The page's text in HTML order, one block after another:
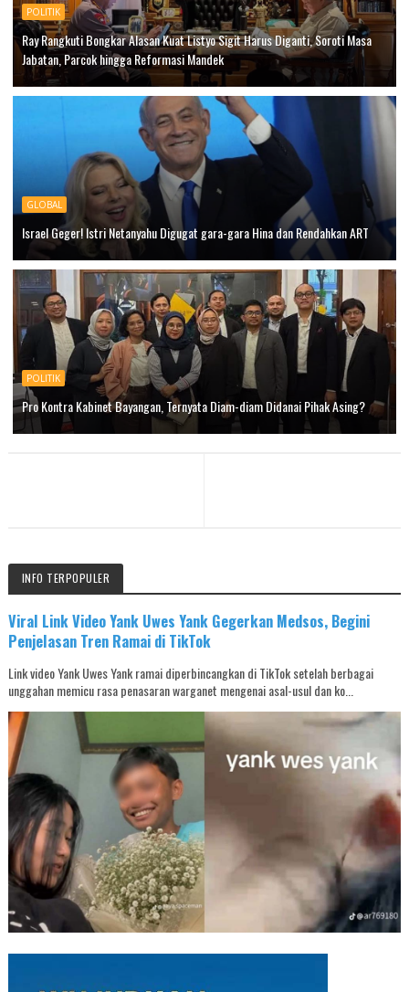
POLITIK
Ray Rangkuti Bongkar Alasan Kuat Listyo Sigit Harus Diganti, Soroti Masa
Jabatan, Parcok hingga Reformasi Mandek
GLOBAL
Israel Geger! Istri Netanyahu Digugat gara-gara Hina dan Rendahkan ART
POLITIK
Pro Kontra Kabinet Bayangan, Ternyata Diam-diam Didanai Pihak Asing?
INFO TERPOPULER
Viral Link Video Yank Uwes Yank Gegerkan Medsos, Begini
Penjelasan Tren Ramai di TikTok
Link video Yank Uwes Yank ramai diperbincangkan di TikTok setelah berbagai
unggahan memicu rasa penasaran warganet mengenai asal-usul dan ko...